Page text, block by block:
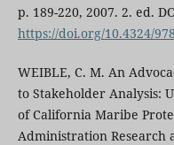
p. 189-220, 2007. 2. ed.
https://doi.org/10.4324/
WEIBLE, C. M. An
to Stakeholder Analysis:
of California Maribe
Administration Research